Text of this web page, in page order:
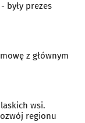
były prezes
z głównym
wsi.
regionu